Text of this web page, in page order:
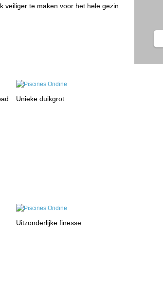
te maken voor het hele gezin.
Unieke duikgrot
Uitzonderlijke finesse